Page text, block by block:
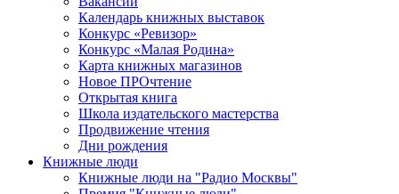
Календарь книжных выставок
Конкурс «Ревизор»
Конкурс «Малая Родина»
Карта книжных магазинов
Новое ПРОчтение
Открытая книга
Школа издательского мастерства
Продвижение чтения
Дни рождения
Книжные люди
Книжные люди на "Радио Москвы"